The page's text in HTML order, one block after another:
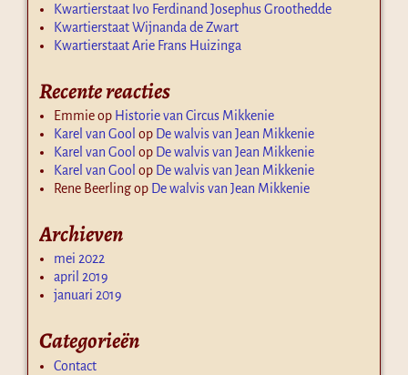
Kwartierstaat Ivo Ferdinand Josephus Groothedde
Kwartierstaat Wijnanda de Zwart
Kwartierstaat Arie Frans Huizinga
Recente reacties
Emmieop Historie van Circus Mikkenie
Karel van Gool op De walvis van Jean Mikkenie
Karel van Gool op De walvis van Jean Mikkenie
Karel van Gool op De walvis van Jean Mikkenie
Rene Beerlingop De walvis van Jean Mikkenie
Archieven
mei 2022
april 2019
januari 2019
Categorieën
Contact